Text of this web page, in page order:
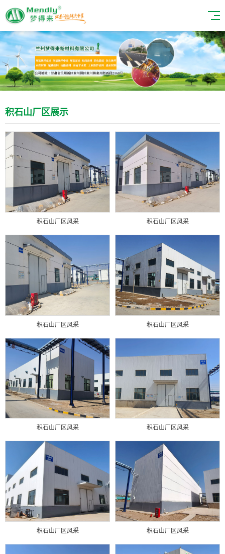
积石山厂区展示
积石山厂区风采 积石山厂区风采
积石山厂区风采 积石山厂区风采
积石山厂区风采 积石山厂区风采
积石山厂区风采 积石山厂区风采